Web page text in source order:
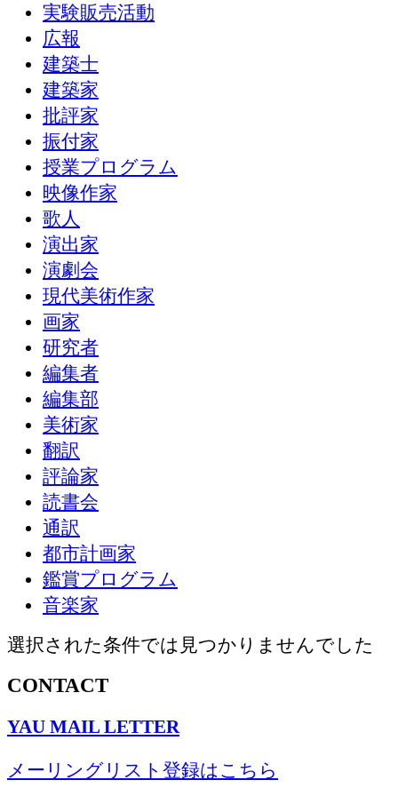
実験販売活動
広報
建築士
建築家
批評家
振付家
授業プログラム
映像作家
歌人
演出家
演劇会
現代美術作家
画家
研究者
編集者
編集部
美術家
翻訳
評論家
読書会
通訳
都市計画家
鑑賞プログラム
音楽家
選択された条件では見つかりませんでした
CONTACT
YAU MAIL LETTER
メーリングリスト登録はこちら